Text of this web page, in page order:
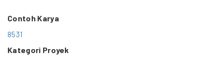
Contoh Karya
8531
Kategori Proyek